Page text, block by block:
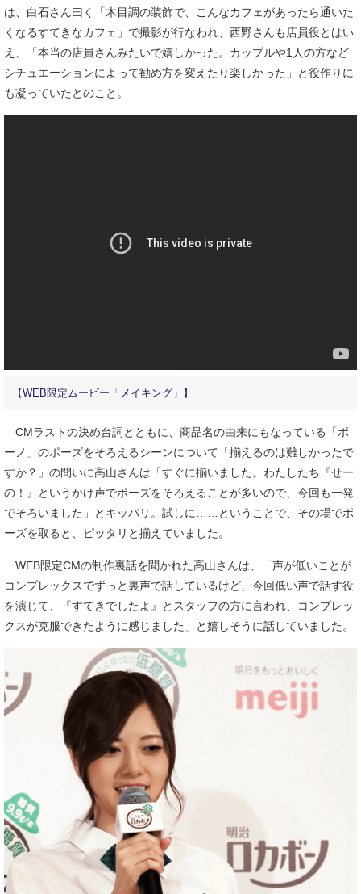
は、白石さん曰く「木目調の装飾で、こんなカフェがあったら通いた
くなるすてきなカフェ」で撮影が行なわれ、西野さんも店員役とはい
え、「本当の店員さんみたいで嬉しかった。カップルや1人の方など
シチュエーションによって勧め方を変えたり楽しかった」と役作りに
も凝っていたとのこと。
【WEB限定ムービー「メイキング」】
CMラストの決め台詞とともに、商品名の由来にもなっている「ボ
ーノ」のポーズをそろえるシーンについて「揃えるのは難しかったで
すか？」の問いに高山さんは「すぐに揃いました。わたしたち『せー
の！』というかけ声でポーズをそろえることが多いので、今回も一発
でそろいました」とキッパリ。試しに……ということで、その場でポ
ーズを取ると、ピッタリと揃えていました。
WEB限定CMの制作裏話を聞かれた高山さんは、「声が低いことが
コンプレックスでずっと裏声で話しているけど、今回低い声で話す役
を演じて、『すてきでしたよ』とスタッフの方に言われ、コンプレッ
クスが克服できたように感じました」と嬉しそうに話していました。